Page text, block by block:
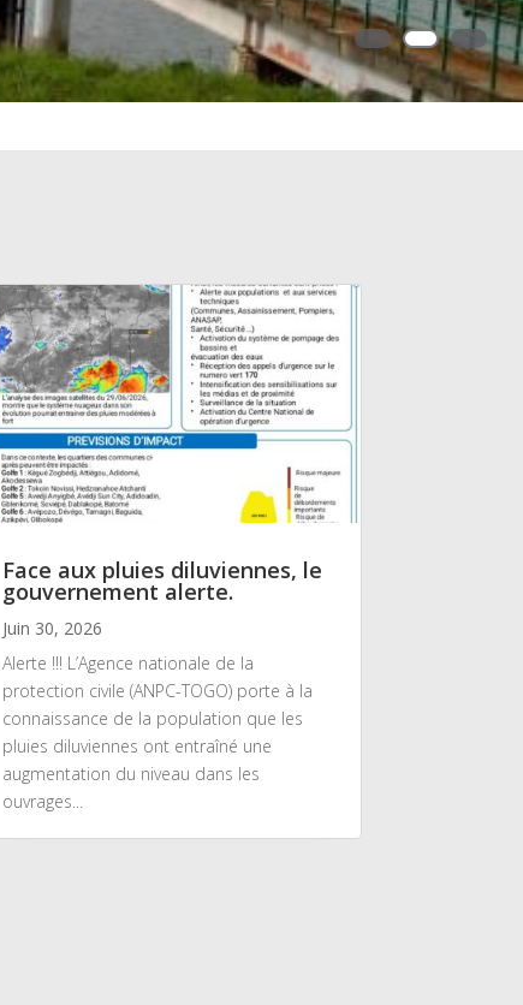
Face aux pluies diluviennes, le
gouvernement alerte.
Juin 30, 2026
Alerte !!! L’Agence nationale de la
protection civile (ANPC-TOGO) porte à la
connaissance de la population que les
pluies diluviennes ont entraîné une
augmentation du niveau dans les
ouvrages...